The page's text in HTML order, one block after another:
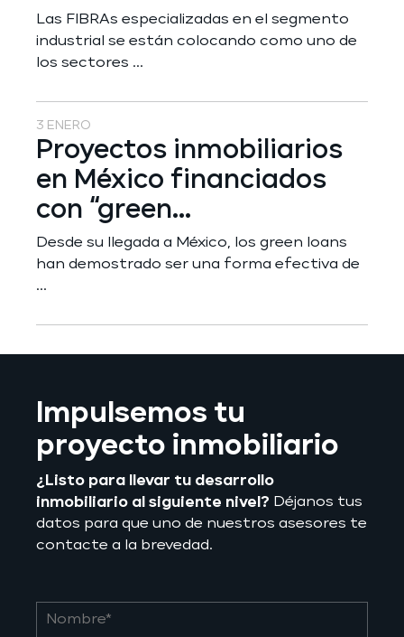
Las FIBRAs especializadas en el segmento
industrial se están colocando como uno de
los sectores ...
3 ENERO
Proyectos inmobiliarios
en México financiados
con “green...
Desde su llegada a México, los green loans
han demostrado ser una forma efectiva de
...
Impulsemos tu
proyecto inmobiliario
¿Listo para llevar tu desarrollo
inmobiliario al siguiente nivel? Déjanos tus
datos para que uno de nuestros asesores te
contacte a la brevedad.